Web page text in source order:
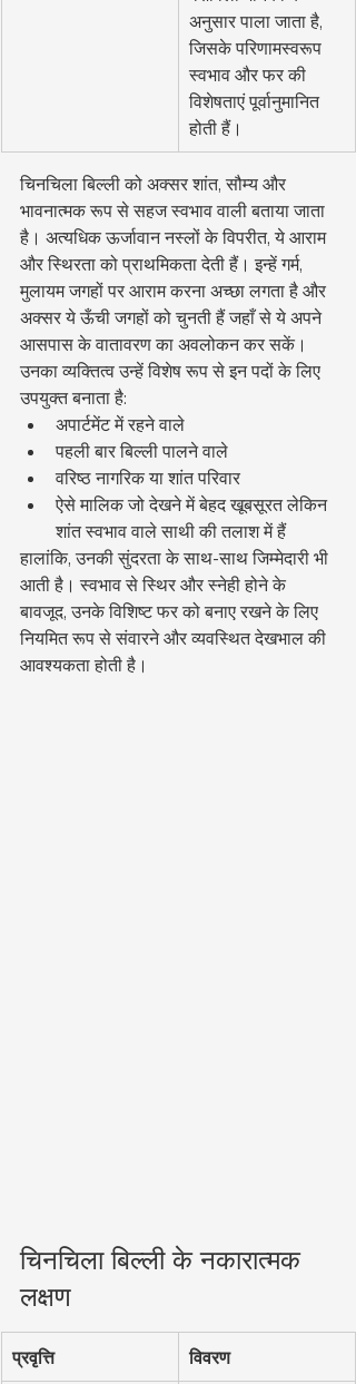
अनुसार पाला जाता है,
जिसके परिणामस्वरूप
स्वभाव और फर की
विशेषताएं पूर्वानुमानित
होती हैं।
चिनचिला बिल्ली को अक्सर शांत, सौम्य और
भावनात्मक रूप से सहज स्वभाव वाली बताया जाता
है। अत्यधिक ऊर्जावान नस्लों के विपरीत, ये आराम
और स्थिरता को प्राथमिकता देती हैं। इन्हें गर्म,
मुलायम जगहों पर आराम करना अच्छा लगता है और
अक्सर ये ऊँची जगहों को चुनती हैं जहाँ से ये अपने
आसपास के वातावरण का अवलोकन कर सकें।
उनका व्यक्तित्व उन्हें विशेष रूप से इन पदों के लिए
उपयुक्त बनाता है:
अपार्टमेंट में रहने वाले
पहली बार बिल्ली पालने वाले
वरिष्ठ नागरिक या शांत परिवार
ऐसे मालिक जो देखने में बेहद खूबसूरत लेकिन
शांत स्वभाव वाले साथी की तलाश में हैं
हालांकि, उनकी सुंदरता के साथ-साथ जिम्मेदारी भी
आती है। स्वभाव से स्थिर और स्नेही होने के
बावजूद, उनके विशिष्ट फर को बनाए रखने के लिए
नियमित रूप से संवारने और व्यवस्थित देखभाल की
आवश्यकता होती है।
चिनचिला बिल्ली के नकारात्मक
लक्षण
प्रवृत्ति विवरण